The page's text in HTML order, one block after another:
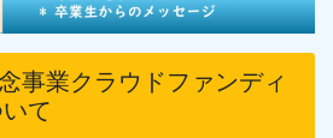
事業クラウドファンディ
て